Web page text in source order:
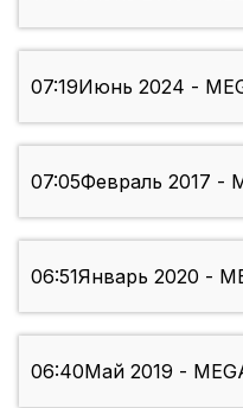
07:19Июнь 2024 -
07:05Февраль 2017 -
06:51Январь 2020 -
06:40Май 2019 -